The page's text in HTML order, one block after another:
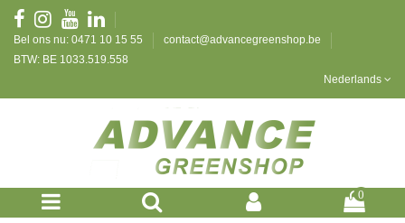
Bel ons nu: 0471 10 15 55
contact@advancegreenshop.be
BTW: BE 1033.519.558
Nederlands
0